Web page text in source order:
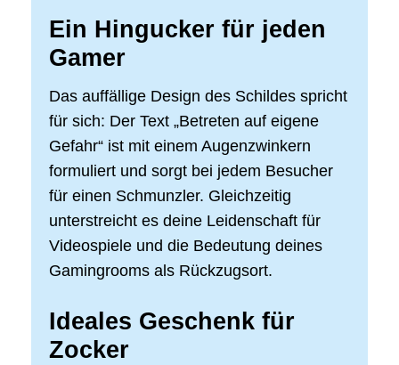
Ein Hingucker für jeden
Gamer
Das auffällige Design des Schildes spricht
für sich: Der Text „Betreten auf eigene
Gefahr“ ist mit einem Augenzwinkern
formuliert und sorgt bei jedem Besucher
für einen Schmunzler. Gleichzeitig
unterstreicht es deine Leidenschaft für
Videospiele und die Bedeutung deines
Gamingrooms als Rückzugsort.
Ideales Geschenk für
Zocker